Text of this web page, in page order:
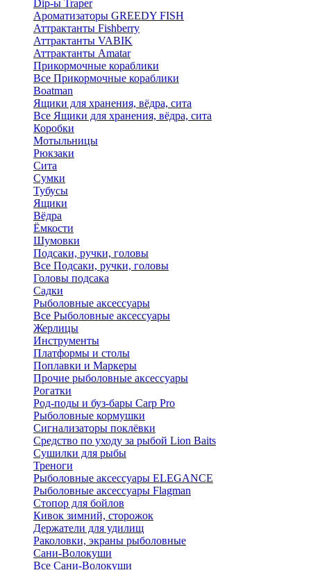
Dip-ы Traper
Ароматизаторы GREEDY FISH
Аттрактанты Fishberry
Аттрактанты VABIK
Аттрактанты Amatar
Прикормочные кораблики
Все Прикормочные кораблики
Boatman
Ящики для хранения, вёдра, сита
Все Ящики для хранения, вёдра, сита
Коробки
Мотыльницы
Рюкзаки
Сита
Сумки
Тубусы
Ящики
Вёдра
Ёмкости
Шумовки
Подсаки, ручки, головы
Все Подсаки, ручки, головы
Головы подсака
Садки
Рыболовные аксессуары
Все Рыболовные аксессуары
Жерлицы
Инструменты
Платформы и столы
Поплавки и Маркеры
Прочие рыболовные аксессуары
Рогатки
Род-поды и буз-бары Carp Pro
Рыболовные кормушки
Сигнализаторы поклёвки
Средство по уходу за рыбой Lion Baits
Сушилки для рыбы
Треноги
Рыболовные аксессуары ELEGANCE
Рыболовные аксессуары Flagman
Стопор для бойлов
Кивок зимний, сторожок
Держатели для удилищ
Раколовки, экраны рыболовные
Сани-Волокуши
Все Сани-Волокуши